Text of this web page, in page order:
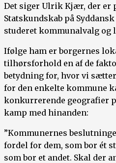
Det siger Ulrik Kjær, der er
Statskundskab på
studeret kommunalvalg og
Ifølge ham er borgernes
tilhørsforhold en af de
betydning for, hvor vi
for den enkelte kommune
konkurrerende geografier
kamp med hinanden:
”Kommunernes
fordel for dem, som bor ét
som bor et andet. Skal der